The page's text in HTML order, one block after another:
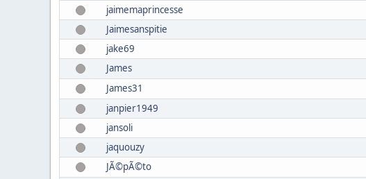
jaimemaprincesse
Jaimesanspitie
jake69
James
James31
janpier1949
jansoli
jaquouzy
JÃ©pÃ©to